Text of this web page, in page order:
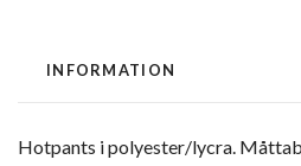
INFORMATION
Hotpants i polyester/lycra.